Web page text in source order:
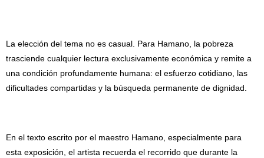
La elección del tema no es casual. Para Hamano, la pobreza
trasciende cualquier lectura exclusivamente económica y remite a
una condición profundamente humana: el esfuerzo cotidiano, las
dificultades compartidas y la búsqueda permanente de dignidad.
En el texto escrito por el maestro Hamano, especialmente para
esta exposición, el artista recuerda el recorrido que durante la